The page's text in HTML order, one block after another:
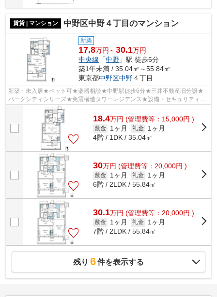
賃貸 | マンション 中野区中野４丁目のマンション
新築
17.8万円～30.1万円
中央線 「中野 」駅 徒歩6分
築1年未満 / 35.04㎡～55.84㎡
東京都中野区中野４丁目
新築・未入居★ペット可★楽器相談★中野駅徒歩6分★三井不動産旧分譲★
パークシティシリーズ★免震構造タワーレジデンス★設備・セキュリティ充
実★
18.4万円 (管理費等：15,000円 )
敷金 1ヶ月 礼金
1ヶ月
4階 / 1DK / 35.04㎡
30万円 (管理費等：20,000円 )
敷金 1ヶ月 礼金
1ヶ月
6階 / 2LDK / 55.84㎡
30.1万円 (管理費等：20,000円 )
敷金 1ヶ月 礼金
1ヶ月
7階 / 2LDK / 55.84㎡
残り 6件を表示する